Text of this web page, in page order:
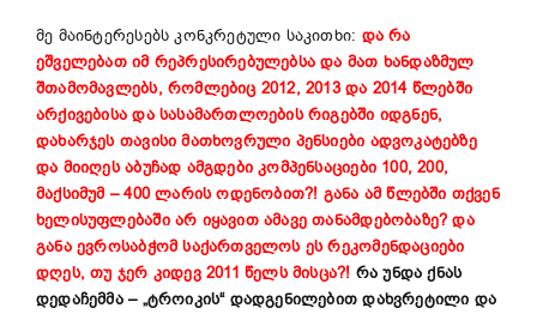
მე მაინტერესებს კონკრეტული საკითხი: და რა
ეშველებათ იმ რეპრესირებულებსა და მათ ხანდაზმულ
შთამომავლებს, რომლებიც 2012, 2013 და 2014 წლებში
არქივებისა და სასამართლოების რიგებში იდგნენ,
დახარჯეს თავისი მათხოვრული პენსიები ადვოკატებზე
და მიიღეს აბუჩად ამგდები კომპენსაციები 100, 200,
მაქსიმუმ – 400 ლარის ოდენობით?! განა ამ წლებში თქვენ
ხელისუფლებაში არ იყავით ამავე თანამდებობაზე? და
განა ევროსაბჭომ საქართველოს ეს რეკომენდაციები
დღეს, თუ ჯერ კიდევ 2011 წელს მისცა?! რა უნდა ქნას
დედაჩემმა – „ტროიკის“ დადგენილებით დახვრეტილი და